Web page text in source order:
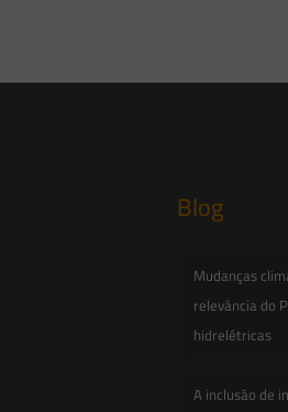
Blog
Mudanças
relevância do
hidrelétricas
A inclusão de